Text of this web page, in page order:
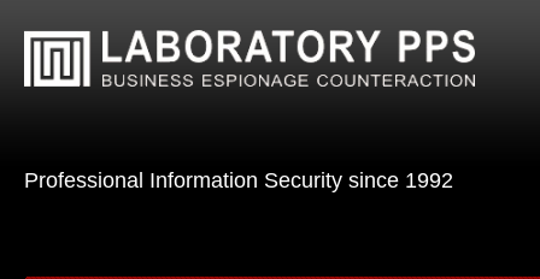
Professional Information Security since 1992